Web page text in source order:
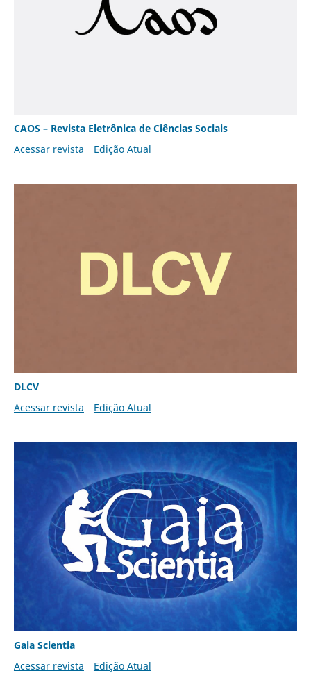
CAOS – Revista Eletrônica de Ciências Sociais
Acessar revista
Edição Atual
DLCV
Acessar revista
Edição Atual
Gaia Scientia
Acessar revista
Edição Atual